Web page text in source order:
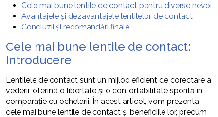
Cele mai bune lentile de contact pentru diverse nevoi
Avantajele și dezavantajele lentilelor de contact
Concluzii și recomandări finale
Cele mai bune lentile de contact:
Introducere
Lentilele de contact sunt un mijloc eficient de corectare a
vederii, oferind o libertate și o confortabilitate sporită în
comparație cu ochelarii. În acest articol, vom prezenta
cele mai bune lentile de contact și beneficiile lor, precum